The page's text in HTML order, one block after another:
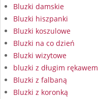
Bluzki damskie
Bluzki hiszpanki
Bluzki koszulowe
Bluzki na co dzień
Bluzki wizytowe
bluzki z długim rękawem
Bluzki z falbaną
Bluzki z koronką